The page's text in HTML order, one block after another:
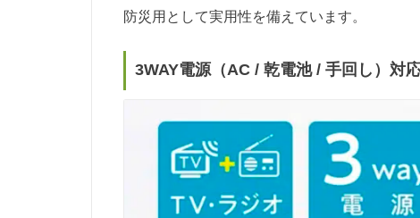
防災用として実用性を備えています。
3WAY電源（AC / 乾電池 / 手回し）対